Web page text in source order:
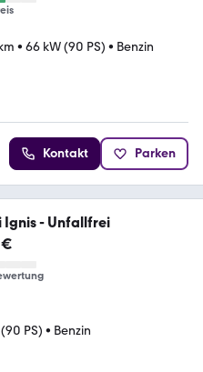
• 66 kW (90 PS) • Benzin
Kontakt Parken
Ignis - Unfallfrei
€
PS) • Benzin